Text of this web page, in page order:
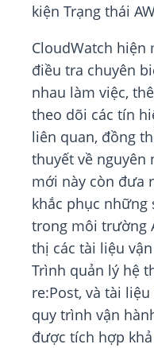
kiện Trạng thái
CloudWatch
điều tra chuyên
nhau làm việc,
theo dõi các tín
liên quan, đồng
thuyết về nguyên
mới này còn đưa
khắc phục những
trong môi trường
thị các tài liệu
Trình quản lý hệ
re:Post, và tài
quy trình vận
được tích hợp